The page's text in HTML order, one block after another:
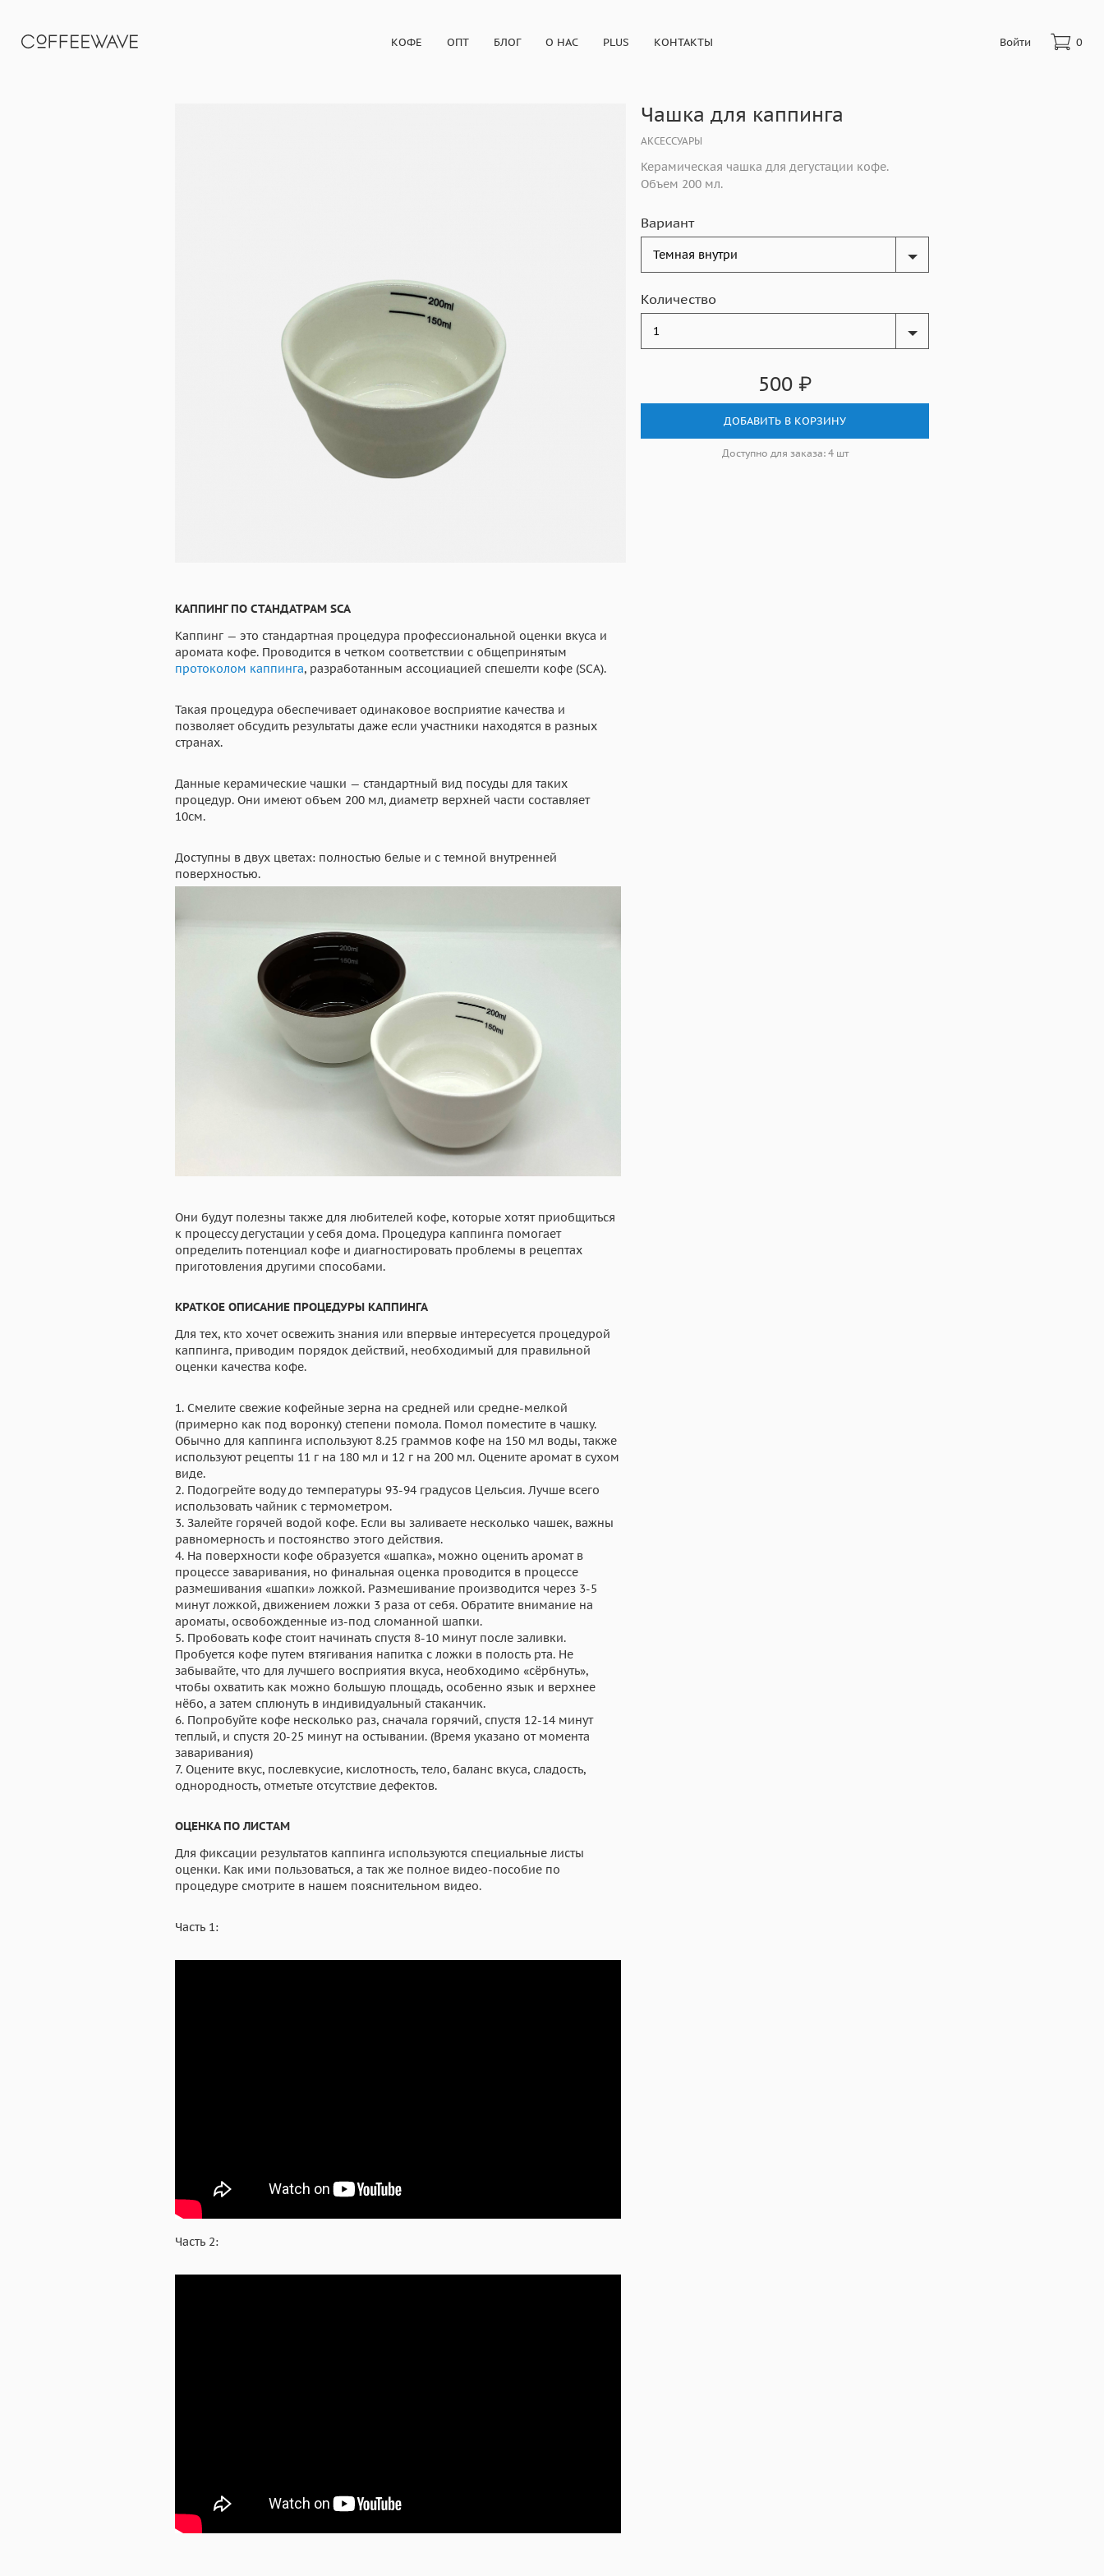
КОФЕ ОПТ БЛОГ О НАС PLUS КОНТАКТЫ Войти 0
Чашка для каппинга
АКСЕССУАРЫ
Керамическая чашка для дегустации кофе.
Объем 200 мл.
Вариант
Количество
500 ₽
ДОБАВИТЬ В КОРЗИНУ
Доступно для заказа: 4 шт
КАППИНГ ПО СТАНДАТРАМ SCA
Каппинг — это стандартная процедура профессиональной оценки вкуса и
аромата кофе. Проводится в четком соответствии с общепринятым
протоколом каппинга, разработанным ассоциацией спешелти кофе (SCA).
Такая процедура обеспечивает одинаковое восприятие качества и
позволяет обсудить результаты даже если участники находятся в разных
странах.
Данные керамические чашки — стандартный вид посуды для таких
процедур. Они имеют объем 200 мл, диаметр верхней части составляет
10см.
Доступны в двух цветах: полностью белые и с темной внутренней
поверхностью.
Они будут полезны также для любителей кофе, которые хотят приобщиться
к процессу дегустации у себя дома. Процедура каппинга помогает
определить потенциал кофе и диагностировать проблемы в рецептах
приготовления другими способами.
КРАТКОЕ ОПИСАНИЕ ПРОЦЕДУРЫ КАППИНГА
Для тех, кто хочет освежить знания или впервые интересуется процедурой
каппинга, приводим порядок действий, необходимый для правильной
оценки качества кофе.
1. Смелите свежие кофейные зерна на средней или средне-мелкой
(примерно как под воронку) степени помола. Помол поместите в чашку.
Обычно для каппинга используют 8.25 граммов кофе на 150 мл воды, также
используют рецепты 11 г на 180 мл и 12 г на 200 мл. Оцените аромат в сухом
виде.
2. Подогрейте воду до температуры 93-94 градусов Цельсия. Лучше всего
использовать чайник с термометром.
3. Залейте горячей водой кофе. Если вы заливаете несколько чашек, важны
равномерность и постоянство этого действия.
4. На поверхности кофе образуется «шапка», можно оценить аромат в
процессе заваривания, но финальная оценка проводится в процессе
размешивания «шапки» ложкой. Размешивание производится через 3-5
минут ложкой, движением ложки 3 раза от себя. Обратите внимание на
ароматы, освобожденные из-под сломанной шапки.
5. Пробовать кофе стоит начинать спустя 8-10 минут после заливки.
Пробуется кофе путем втягивания напитка с ложки в полость рта. Не
забывайте, что для лучшего восприятия вкуса, необходимо «сёрбнуть»,
чтобы охватить как можно большую площадь, особенно язык и верхнее
нёбо, а затем сплюнуть в индивидуальный стаканчик.
6. Попробуйте кофе несколько раз, сначала горячий, спустя 12-14 минут
теплый, и спустя 20-25 минут на остывании. (Время указано от момента
заваривания)
7. Оцените вкус, послевкусие, кислотность, тело, баланс вкуса, сладость,
однородность, отметьте отсутствие дефектов.
ОЦЕНКА ПО ЛИСТАМ
Для фиксации результатов каппинга используются специальные листы
оценки. Как ими пользоваться, а так же полное видео-пособие по
процедуре смотрите в нашем пояснительном видео.
Часть 1:
Часть 2: